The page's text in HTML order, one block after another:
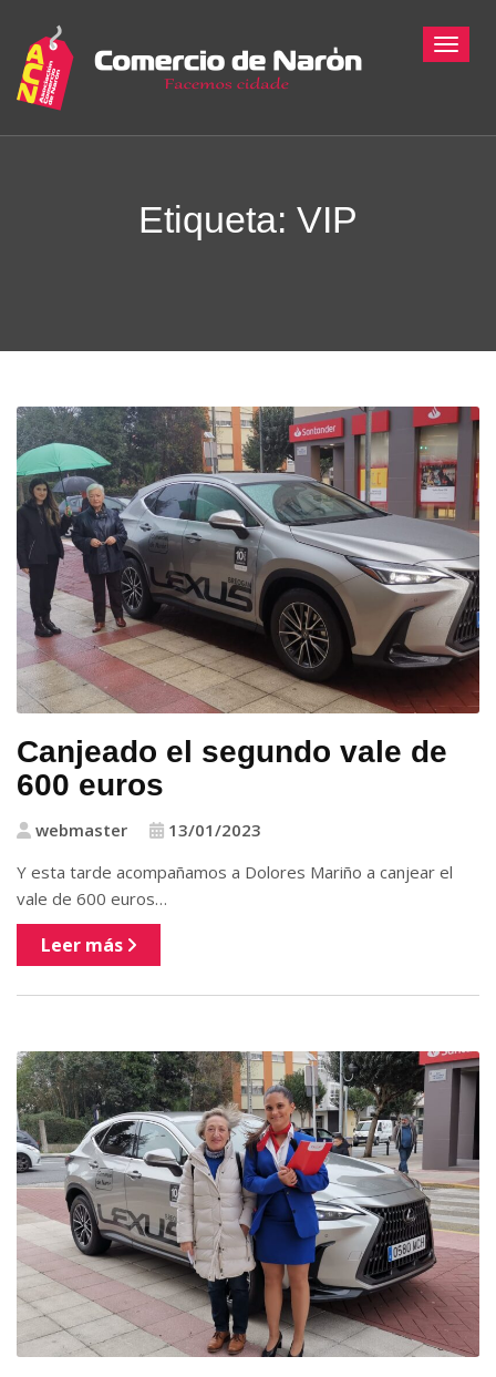
Etiqueta: VIP
Canjeado el segundo vale de
600 euros
webmaster
13/01/2023
Y esta tarde acompañamos a Dolores Mariño a canjear el
vale de 600 euros…
Leer más